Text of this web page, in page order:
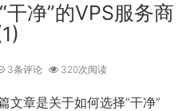
净”的VPS服务商
3条评论 320次阅读
文章是关于如何选择“干净”